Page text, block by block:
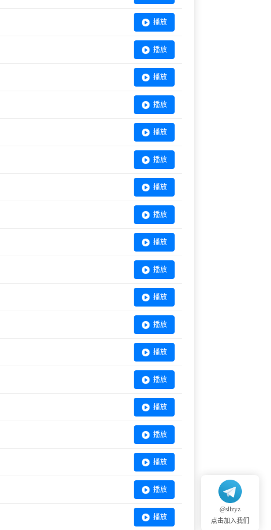
播放
播放
播放
播放
播放
播放
播放
播放
播放
播放
播放
播放
播放
播放
播放
播放
播放
播放
播放
@sllzyz
点击加入我们